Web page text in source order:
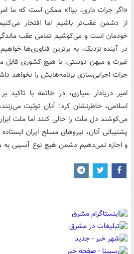
«اگر جرات داری، بیا!» ممکن است که ما
از دشمن عقب‌تر باشیم اما افتخار
خودمان است و می‌کوشیم تمامی عقب
در آینده نزدیک، به برترین فناوری‌ها
غیرت و میهن دوستی، با هیچ کشوری قابل
جرات اجرایی‌سازی برنامه‌هایش را نخواهد
امیر دریادار سیاری، در خاتمه با تاکید
اسلامی، خاطرنشان کرد: آنان توئیت
می‌کوشند دل ملت را خالی کنند اما ملت
پشتیبانی آنان، نیروهای مسلح ایران
و اجازه نمی‌دهیم دشمن هیچ نوع آسیبی به